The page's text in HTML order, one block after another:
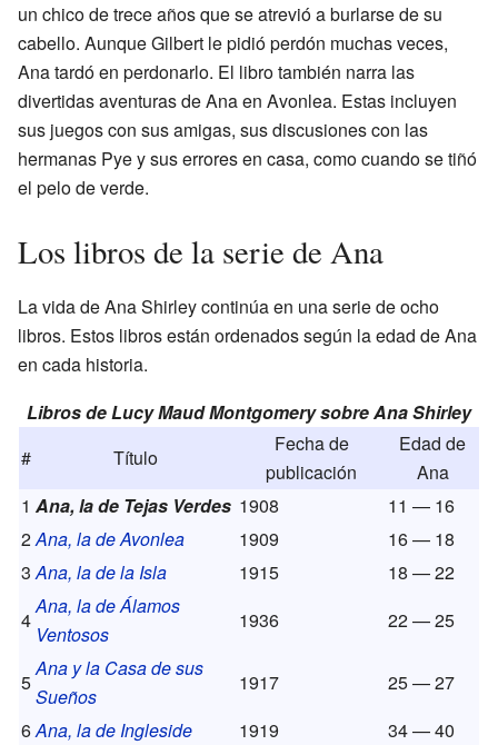
un chico de trece años que se atrevió a burlarse de su
cabello. Aunque Gilbert le pidió perdón muchas veces,
Ana tardó en perdonarlo. El libro también narra las
divertidas aventuras de Ana en Avonlea. Estas incluyen
sus juegos con sus amigas, sus discusiones con las
hermanas Pye y sus errores en casa, como cuando se tiñó
el pelo de verde.
Los libros de la serie de Ana
La vida de Ana Shirley continúa en una serie de ocho
libros. Estos libros están ordenados según la edad de Ana
en cada historia.
Libros de Lucy Maud Montgomery sobre Ana Shirley
#
Título
Fecha de
publicación
Edad de
Ana
1 Ana, la de Tejas Verdes 1908
11 — 16
2Ana, la de Avonlea 1909
16 — 18
3 Ana, la de la Isla 1915
18 — 22
4
Ana, la de Álamos
Ventosos
1936 22 — 25
5
Ana y la Casa de sus
Sueños
1917
25 — 27
6Ana, la de Ingleside 1919
34 — 40